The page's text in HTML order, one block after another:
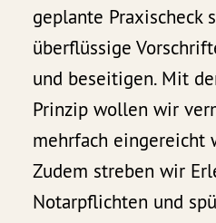
geplante Praxischeck
überflüssige
und beseitigen. Mit
Prinzip wollen wir
mehrfach eingereicht
Zudem streben wir
Notarpflichten und